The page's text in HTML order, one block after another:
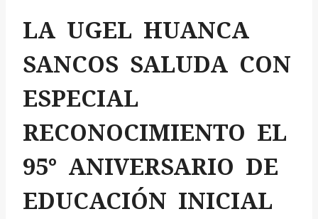
LA UGEL HUANCA
SANCOS SALUDA CON
ESPECIAL
RECONOCIMIENTO EL
95° ANIVERSARIO DE
EDUCACIÓN INICIAL